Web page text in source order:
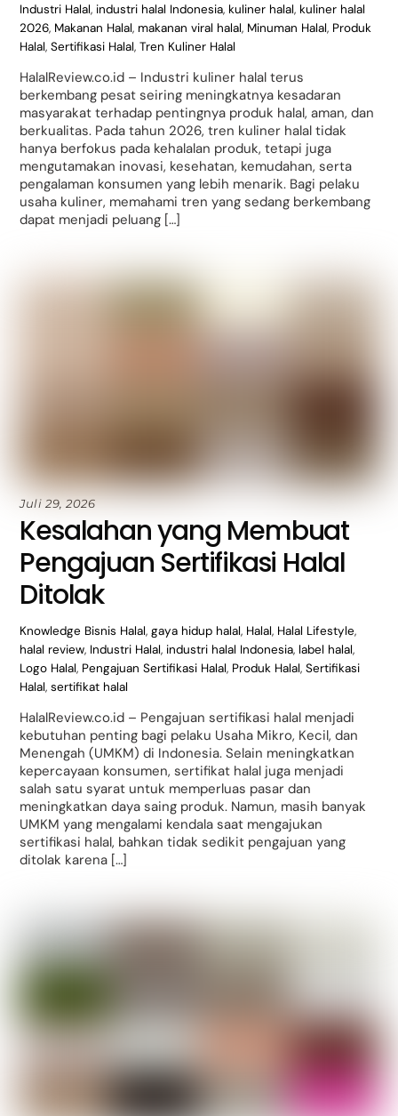
Industri Halal, industri halal Indonesia, kuliner halal, kuliner halal
2026, Makanan Halal, makanan viral halal, Minuman Halal, Produk
Halal,Sertifikasi Halal,Tren Kuliner Halal
HalalReview.co.id – Industri kuliner halal terus
berkembang pesat seiring meningkatnya kesadaran
masyarakat terhadap pentingnya produk halal, aman, dan
berkualitas. Pada tahun 2026, tren kuliner halal tidak
hanya berfokus pada kehalalan produk, tetapi juga
mengutamakan inovasi, kesehatan, kemudahan, serta
pengalaman konsumen yang lebih menarik. Bagi pelaku
usaha kuliner, memahami tren yang sedang berkembang
dapat menjadi peluang […]
Juli 29, 2026
Kesalahan yang Membuat
Pengajuan Sertifikasi Halal
Ditolak
Knowledge Bisnis Halal,gaya hidup halal, Halal, Halal Lifestyle,
halal review, Industri Halal, industri halal Indonesia, label halal,
Logo Halal, Pengajuan Sertifikasi Halal, Produk Halal,Sertifikasi
Halal,sertifikat halal
HalalReview.co.id – Pengajuan sertifikasi halal menjadi
kebutuhan penting bagi pelaku Usaha Mikro, Kecil, dan
Menengah (UMKM) di Indonesia. Selain meningkatkan
kepercayaan konsumen, sertifikat halal juga menjadi
salah satu syarat untuk memperluas pasar dan
meningkatkan daya saing produk. Namun, masih banyak
UMKM yang mengalami kendala saat mengajukan
sertifikasi halal, bahkan tidak sedikit pengajuan yang
ditolak karena […]